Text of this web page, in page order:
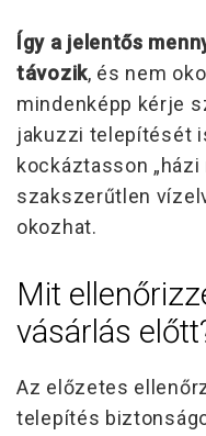
Így a jelentős
távozik, és nem
mindenképp kérje
jakuzzi telepítését
kockáztasson „házi
szakszerűtlen
okozhat.
Mit
vásárlás
Az előzetes
telepítés